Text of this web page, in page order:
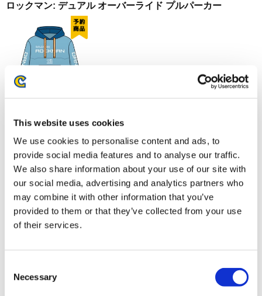
This website uses cookies
We use cookies to personalise content and ads, to
provide social media features and to analyse our traffic.
We also share information about your use of our site with
our social media, advertising and analytics partners who
may combine it with other information that you’ve
provided to them or that they’ve collected from your use
of their services.
Selection
Necessary
ロックマン: デュアル オーバーライド プルパーカー
8,800円(税込)
在庫：○ |440ポイント
お届け開始日： 2026/10/15
バイオハザード30周年 ジャージ